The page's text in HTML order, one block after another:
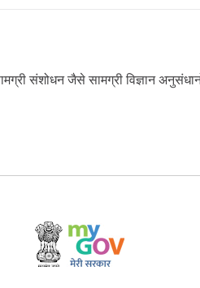
संशोधन जैसे सामग्री विज्ञान